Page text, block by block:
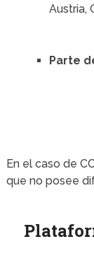
Austria,
Parte
En el caso de
que no posee